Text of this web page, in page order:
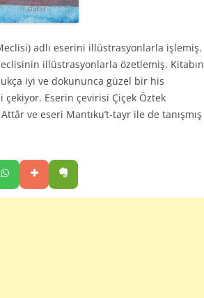
adlı eserini illüstrasyonlarla işlemiş.
illüstrasyonlarla özetlemiş. Kitabın
iyi ve dokununca güzel bir his
çekiyor. Eserin çevirisi Çiçek Öztek
ve eseri Mantıku’t-tayr ile de tanışmış